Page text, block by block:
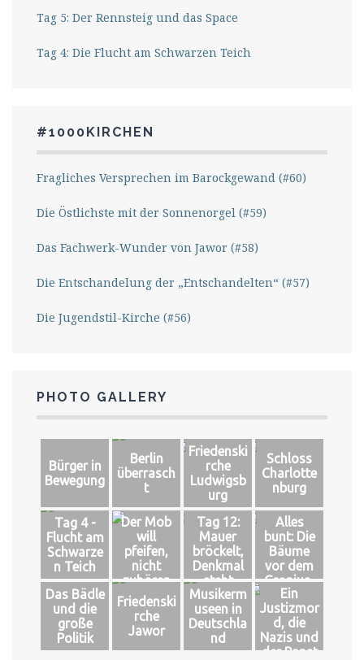
Tag 5: Der Rennsteig und das Space
Tag 4: Die Flucht am Schwarzen Teich
#1000KIRCHEN
Fragliches Versprechen im Barockgewand (#60)
Die Östlichste mit der Sonnenorgel (#59)
Das Fachwerk-Wunder von Jawor (#58)
Die Entschandelung der „Entschandelten“ (#57)
Die Jugendstil-Kirche (#56)
PHOTO GALLERY
Bürger in
Bewegung
Berlin
überrasch
t
Friedenski
rche
Ludwigsb
urg
Schloss
Charlotte
nburg
Tag 4 -
Flucht am
Schwarze
n Teich
Der Mob
will
pfeifen,
nicht
zuhören
Tag 12:
Mauer
bröckelt,
Denkmal
steht
Alles
bunt: Die
Bäume
vor dem
Gropius-
Bau
Das Bädle
und die
große
Politik
Friedenski
rche
Jawor
Musikerm
useen in
Deutschla
nd
Ein
Justizmor
d, die
Nazis und
der Papst